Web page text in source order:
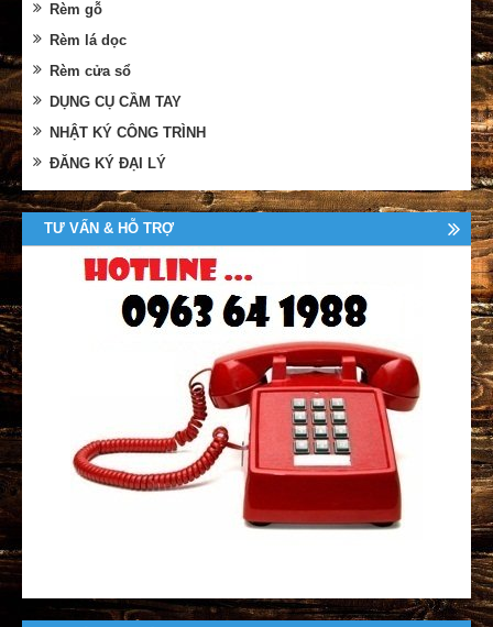
Rèm gỗ
Rèm lá dọc
Rèm cửa sổ
DỤNG CỤ CẦM TAY
NHẬT KÝ CÔNG TRÌNH
ĐĂNG KÝ ĐẠI LÝ
TƯ VẤN & HỖ TRỢ